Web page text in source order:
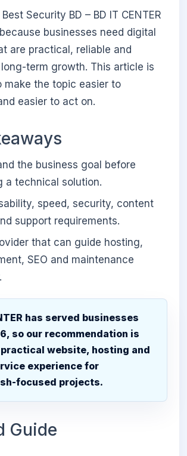
Security BD – BD IT CENTER
businesses need digital
are practical, reliable and
term growth. This article is
make the topic easier to
easier to act on.
the business goal before
a technical solution.
speed, security, content
support requirements.
that can guide hosting,
SEO and maintenance
has served businesses
so our recommendation is
practical website, hosting and
experience for
focused projects.
Guide